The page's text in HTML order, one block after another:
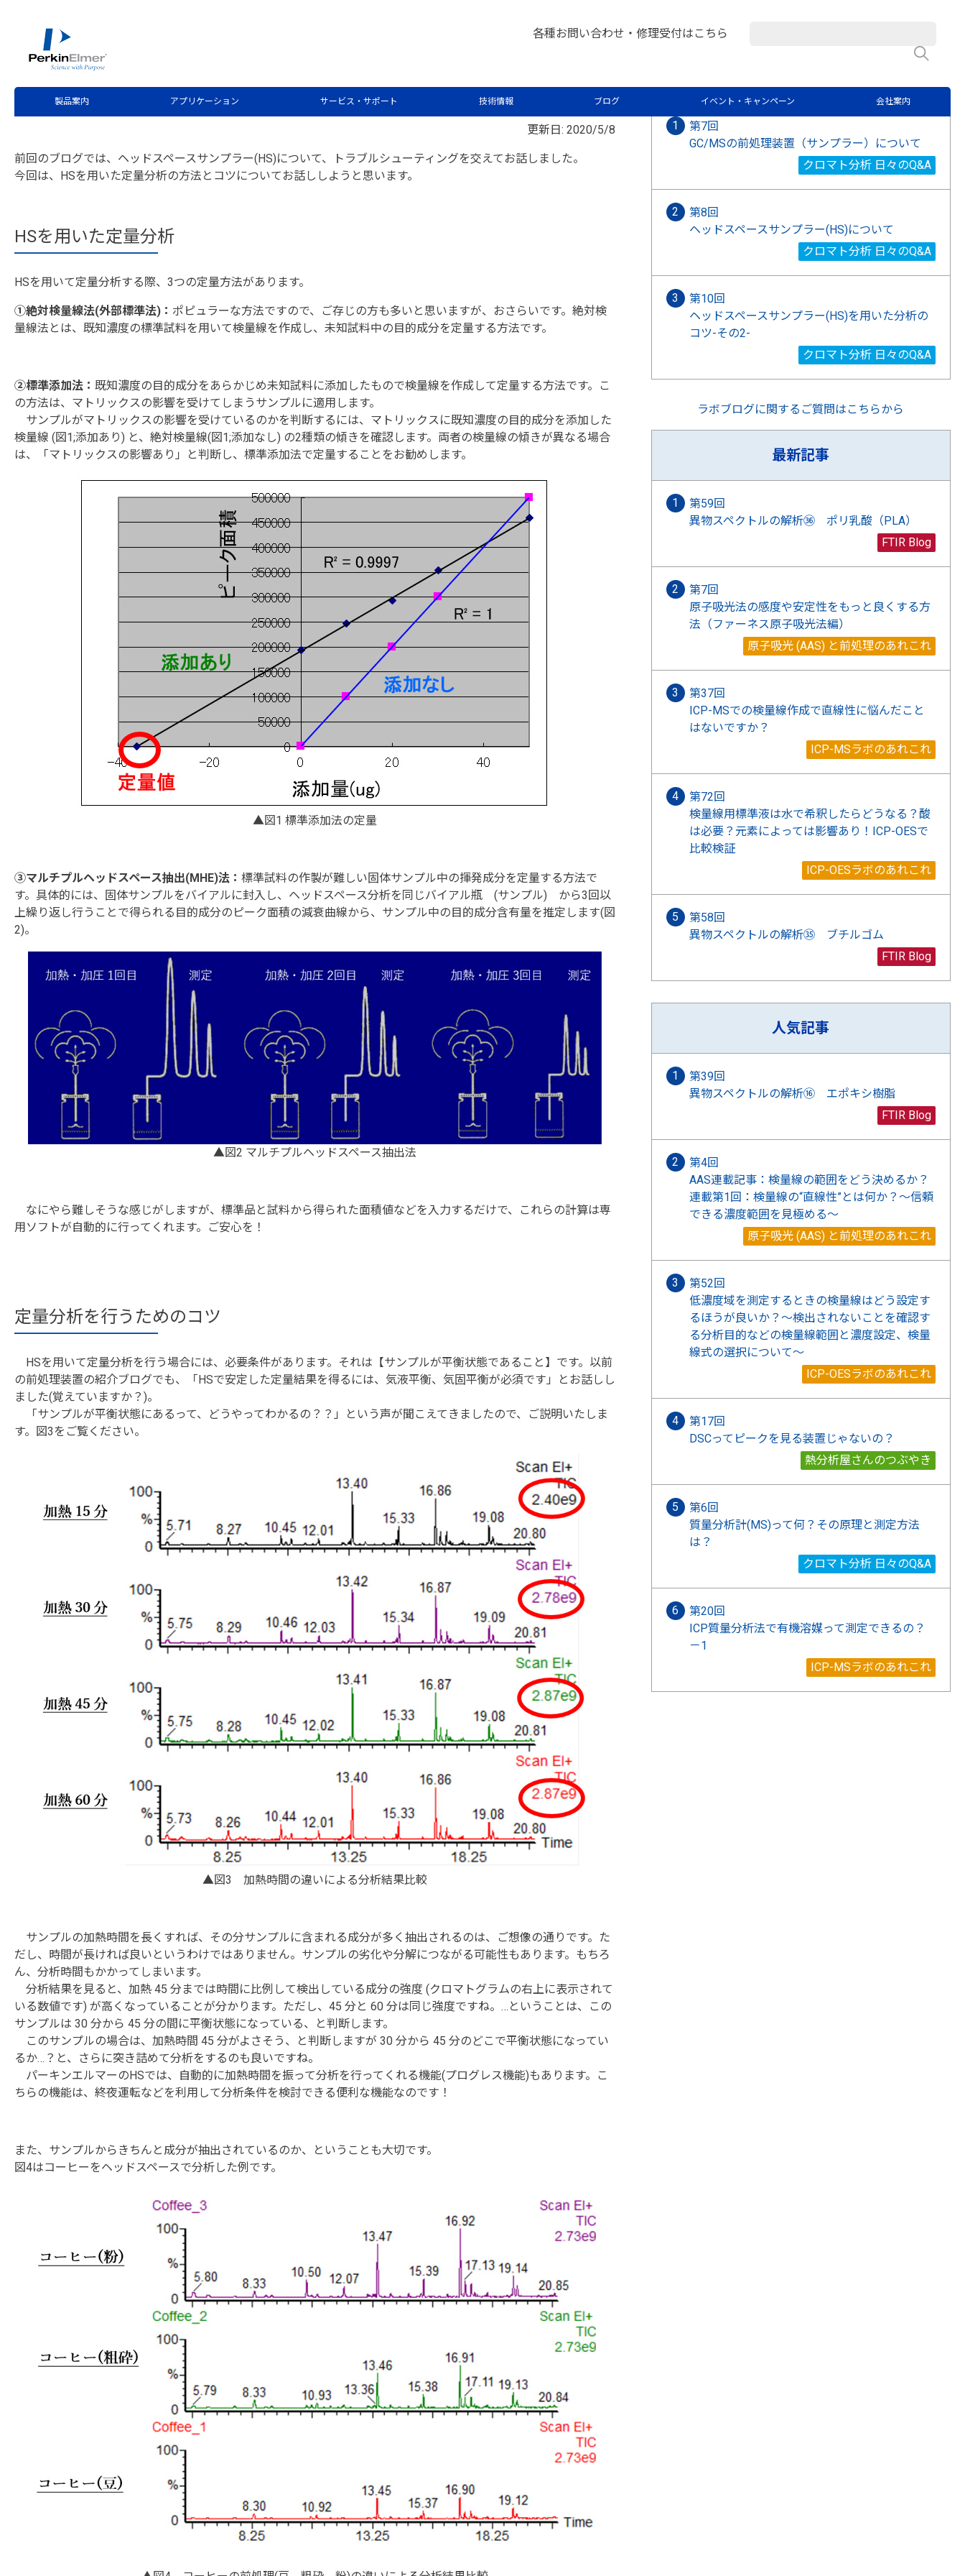
各種お問い合わせ・修理受付はこちら
会社案内
製品案内 アプリケーション サービス・サポート 技術情報 ブログ イベント・キャンペーン
第9回 ヘッドスペースサンプラー(HS)を用いた定量分析とコツ
更新日: 2020/5/8
前回のブログでは、ヘッドスペースサンプラー(HS)について、トラブルシューティングを交えてお話しました。
今回は、HSを用いた定量分析の方法とコツについてお話ししようと思います。
HSを用いた定量分析
HSを用いて定量分析する際、3つの定量方法があります。
➀絶対検量線法(外部標準法)： ポピュラーな方法ですので、ご存じの方も多いと思いますが、おさらいです。絶対検
量線法とは、既知濃度の標準試料を用いて検量線を作成し、未知試料中の目的成分を定量する方法です。
②標準添加法： 既知濃度の目的成分をあらかじめ未知試料に添加したもので検量線を作成して定量する方法です。こ
の方法は、マトリックスの影響を受けてしまうサンプルに適用します。
サンプルがマトリックスの影響を受けているのかを判断するには、マトリックスに既知濃度の目的成分を添加した
検量線 (図1;添加あり) と、絶対検量線(図1;添加なし) の2種類の傾きを確認します。両者の検量線の傾きが異なる場合
は、「マトリックスの影響あり」と判断し、標準添加法で定量することをお勧めします。
▲図1 標準添加法の定量
③マルチプルヘッドスペース抽出(MHE)法： 標準試料の作製が難しい固体サンプル中の揮発成分を定量する方法で
す。具体的には、固体サンプルをバイアルに封入し、ヘッドスペース分析を同じバイアル瓶 (サンプル) から3回以
上繰り返し行うことで得られる目的成分のピーク面積の減衰曲線から、サンプル中の目的成分含有量を推定します(図
2)。
▲図2 マルチプルヘッドスペース抽出法
なにやら難しそうな感じがしますが、標準品と試料から得られた面積値などを入力するだけで、これらの計算は専
用ソフトが自動的に行ってくれます。ご安心を！
定量分析を行うためのコツ
HSを用いて定量分析を行う場合には、必要条件があります。それは【サンプルが平衡状態であること】です。以前
の前処理装置の紹介ブログでも、「HSで安定した定量結果を得るには、気液平衡、気固平衡が必須です」とお話しし
ました(覚えていますか？)。
「サンプルが平衡状態にあるって、どうやってわかるの？？」という声が聞こえてきましたので、ご説明いたしま
す。図3をご覧ください。
▲図3 加熱時間の違いによる分析結果比較
サンプルの加熱時間を長くすれば、その分サンプルに含まれる成分が多く抽出されるのは、ご想像の通りです。た
だし、時間が長ければ良いというわけではありません。サンプルの劣化や分解につながる可能性もあります。もちろ
ん、分析時間もかかってしまいます。
分析結果を見ると、加熱 45 分までは時間に比例して検出している成分の強度 (クロマトグラムの右上に表示されて
いる数値です) が高くなっていることが分かります。ただし、45 分と 60 分は同じ強度ですね。…ということは、この
サンプルは 30 分から 45 分の間に平衡状態になっている、と判断します。
このサンプルの場合は、加熱時間 45 分がよさそう、と判断しますが 30 分から 45 分のどこで平衡状態になってい
るか…？と、さらに突き詰めて分析をするのも良いですね。
パーキンエルマーのHSでは、自動的に加熱時間を振って分析を行ってくれる機能(プログレス機能)もあります。こ
ちらの機能は、終夜運転などを利用して分析条件を検討できる便利な機能なのです！
また、サンプルからきちんと成分が抽出されているのか、ということも大切です。
図4はコーヒーをヘッドスペースで分析した例です。
第7回
GC/MSの前処理装置（サンプラー）について
クロマト分析 日々のQ&A
第8回
ヘッドスペースサンプラー(HS)について
クロマト分析 日々のQ&A
第10回
ヘッドスペースサンプラー(HS)を用いた分析の
コツ-その2-
クロマト分析 日々のQ&A
ラボブログに関するご質問はこちらから
最新記事
第59回
異物スペクトルの解析㊱ ポリ乳酸（PLA）
FTIR Blog
第7回
原子吸光法の感度や安定性をもっと良くする方
法（ファーネス原子吸光法編）
原子吸光 (AAS) と前処理のあれこれ
第37回
ICP-MSでの検量線作成で直線性に悩んだこと
はないですか？
ICP-MSラボのあれこれ
第72回
検量線用標準液は水で希釈したらどうなる？酸
は必要？元素によっては影響あり！ICP-OESで
比較検証
ICP-OESラボのあれこれ
第58回
異物スペクトルの解析㉟ ブチルゴム
FTIR Blog
人気記事
第39回
異物スペクトルの解析⑯ エポキシ樹脂
FTIR Blog
第4回
AAS連載記事：検量線の範囲をどう決めるか？
連載第1回：検量線の“直線性”とは何か？〜信頼
できる濃度範囲を見極める〜
原子吸光 (AAS) と前処理のあれこれ
第52回
低濃度域を測定するときの検量線はどう設定す
るほうが良いか？～検出されないことを確認す
る分析目的などの検量線範囲と濃度設定、検量
線式の選択について～
ICP-OESラボのあれこれ
第17回
DSCってピークを見る装置じゃないの？
熱分析屋さんのつぶやき
第6回
質量分析計(MS)って何？その原理と測定方法
は？
クロマト分析 日々のQ&A
第20回
ICP質量分析法で有機溶媒って測定できるの？
－1
ICP-MSラボのあれこれ